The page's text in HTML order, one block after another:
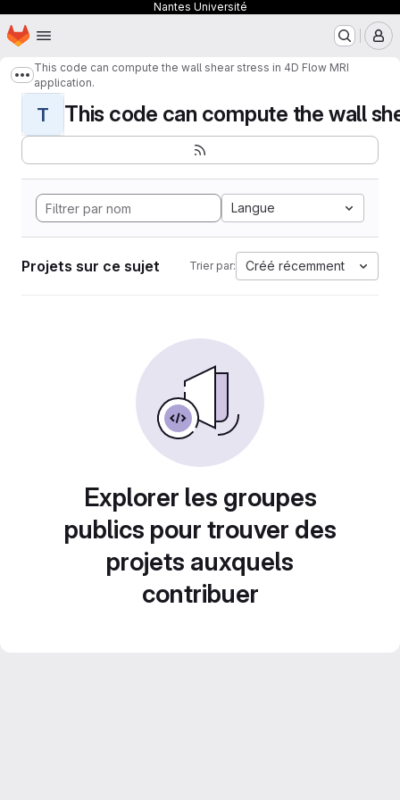
Nantes Université
Passer au contenu principal
Page d'accueil
Afficher davantage de fils d'Ariane
This code can compute the wall shear stress in 4D Flow MRI
application.
T This code can compute the wall
Langue
Projets sur ce sujet Trier par: Créé récemment
Explorer les groupes
publics pour trouver des
projets auxquels
contribuer